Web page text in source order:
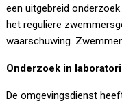
een uitgebreid
het reguliere
waarschuwing.
Onderzoek in
De omgevingsdienst